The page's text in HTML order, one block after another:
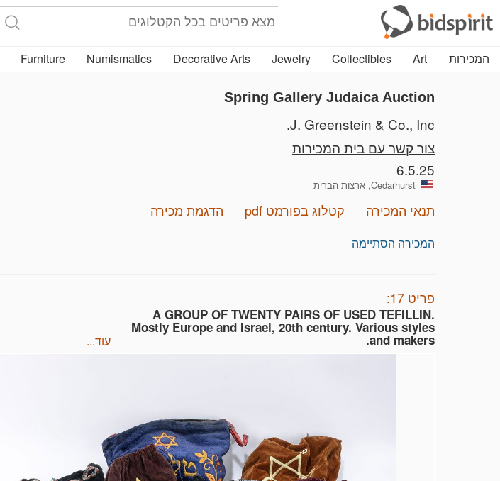
המכירות Art
Collectibles
Jewelry
Decorative Arts
Numismatics
Furniture
Spring Gallery Judaica Auction
J. Greenstein & Co., Inc.
צור קשר עם בית המכירות
6.5.25
Cedarhurst, ארצות הברית
תנאי המכירה קטלוג בפורמט pdf הדגמת מכירה
המכירה הסתיימה
פריט 17:
A GROUP OF TWENTY PAIRS OF USED TEFILLIN.
Mostly Europe and Israel, 20th century. Various styles
and makers. עוד...